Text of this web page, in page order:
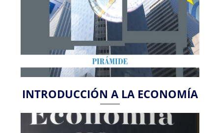
INTRODUCCIÓN A LA ECONOMÍA